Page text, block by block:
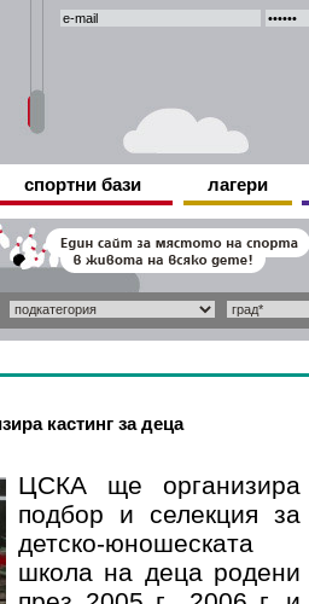
спортни бази лагери
кастинг за деца
ЦСКА ще организира
подбор и селекция за
детско-юношеската
школа на деца родени